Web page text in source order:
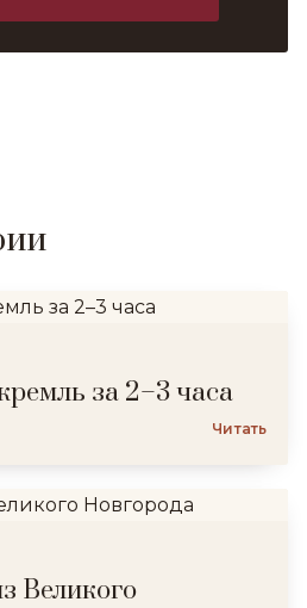
за 2–3 часа
Читать
Великого